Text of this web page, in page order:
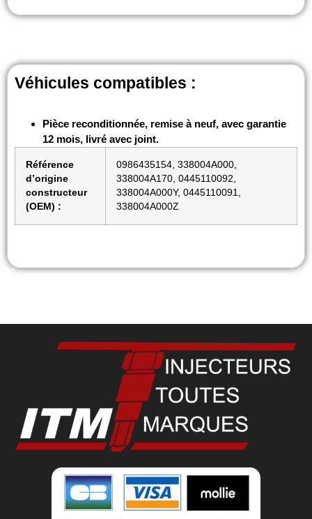
Véhicules compatibles :
Pièce reconditionnée, remise à neuf, avec garantie
12 mois, livré avec joint.
Référence
d’origine
constructeur
(OEM) :
0986435154, 338004A000,
338004A170, 0445110092,
338004A000Y, 0445110091,
338004A000Z